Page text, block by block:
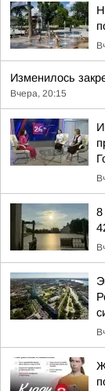
Изменилось
Вчера, 20:15
8